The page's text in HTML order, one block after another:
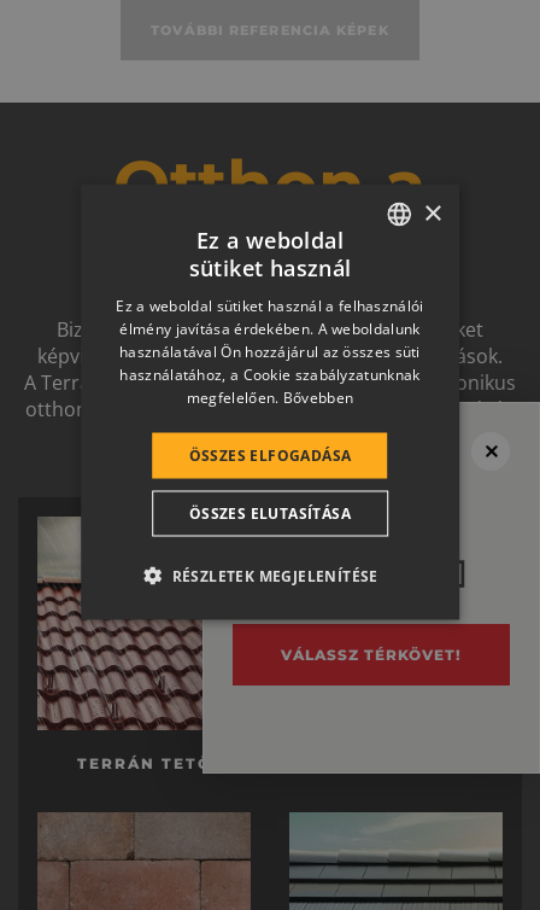
TOVÁBBI REFERENCIA KÉPEK
Megvan a tető?
Ne felejtsd el
a térburkolatot se!
VÁLASSZ TÉRKÖVET!
Otthon a
jövőben
Biztonságot nyújtó, és magas esztétikai értéket
képviselő, egymással szinergiát alkotó megoldások.
A Terrán ernyőmárkának köszönhetően a harmonikus
otthon átfogó, egymásra épülő rendszerelemek révén
ölthet formát.
TERRÁN TETŐ
HUNGARIAN
SLOVAK
GERMAN
ROMANIAN
CROATIAN
SR
RO-HU
ITALIAN
×
Ez a weboldal
sütiket használ
Ez a weboldal sütiket használ a felhasználói
élmény javítása érdekében. A weboldalunk
használatával Ön hozzájárul az összes süti
használatához, a Cookie szabályzatunknak
megfelelően. Bővebben
ÖSSZES ELFOGADÁSA
ÖSSZES ELUTASÍTÁSA
RÉSZLETEK MEGJELENÍTÉSE